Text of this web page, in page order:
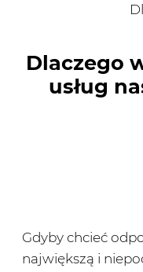
Dlaczego
usług
Gdyby chcieć
największą i